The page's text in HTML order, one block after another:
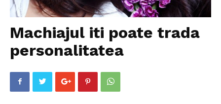
Machiajul iti poate trada
personalitatea